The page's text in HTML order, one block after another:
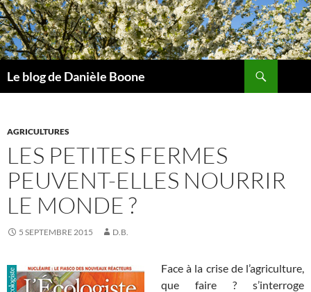
Aller
au
contenu
Le blog de Danièle Boone
AGRICULTURES
LES PETITES FERMES
PEUVENT-ELLES NOURRIR
LE MONDE ?
5 SEPTEMBRE 2015 D.B.
Face à la crise de l’agriculture,
que faire ? s’interroge